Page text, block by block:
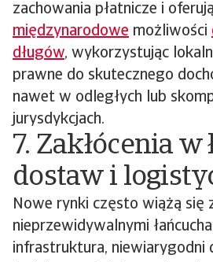
zachowania płatnicze i
międzynarodowe możliwości
długów, wykorzystując
prawne do skutecznego
nawet w odległych lub
jurysdykcjach.
7. Zakłócenia w
dostaw i
Nowe rynki często wiążą się
nieprzewidywalnymi
infrastruktura, niewiarygodni